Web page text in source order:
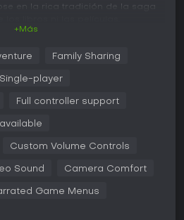
en la rica tradición de la saga
del juego gira en torno a
hechizos, recorrer un vasto
para atraer objetos o
en secuencias fluidas contra
te permite invertir puntos de
de hechizos,
sigilo, adaptando a tu mago a
agresivos o infiltraciones
+Más
Family Sharing
Single-player
Full controller support
available
Custom Volume Controls
Sound Camera Comfort
Game Menus